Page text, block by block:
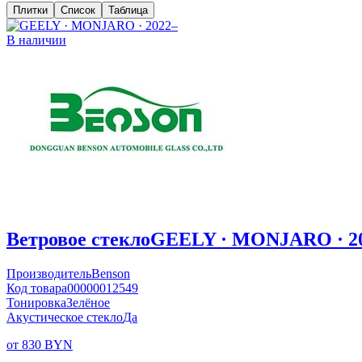
Плитки Список Таблица
В наличии
Ветровое стеклоGEELY · MONJARO ·
ПроизводительBenson
Код товара00000012549
ТонировкаЗелёное
Акустическое стеклоДа
от 830 BYN